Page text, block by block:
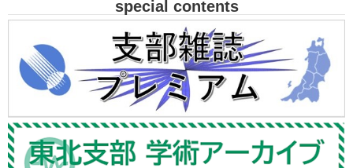
special contents